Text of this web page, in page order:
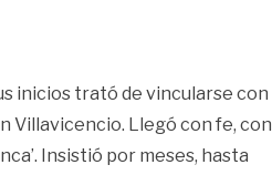
inicios trató de vincularse con
Villavicencio. Llegó con fe, con
Insistió por meses, hasta